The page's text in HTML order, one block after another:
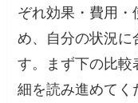
ぞれ効果・費用・
め、自分の状況に
す。まず下の比較
細を読み進めてく